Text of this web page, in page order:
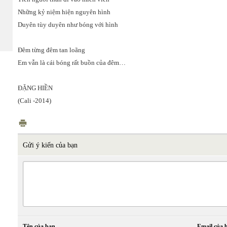
Những kỷ niệm hiện nguyên hình
Duyên tùy duyên như bóng với hình
Đêm từng đêm tan loãng
Em vẫn là cái bóng rất buồn của đêm…
ĐẶNG HIỀN
(Cali -2014)
Gửi ý kiến của bạn